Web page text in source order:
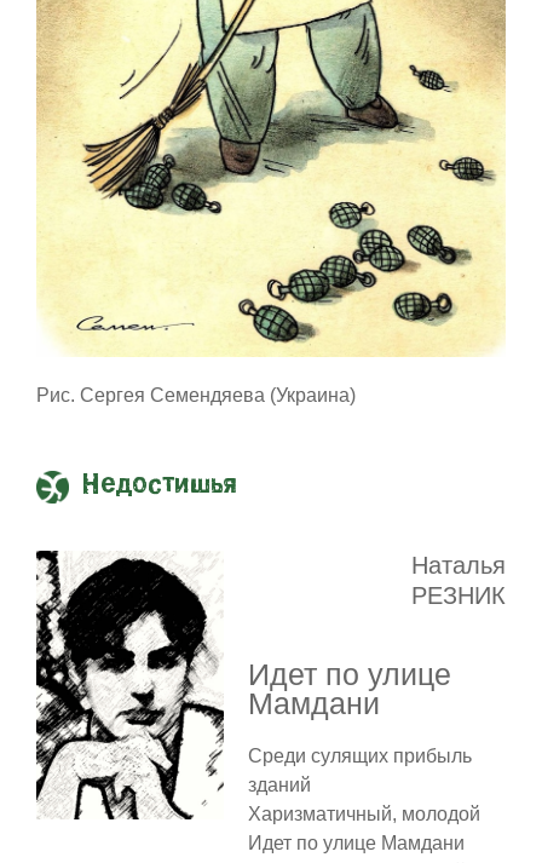
Рис. Сергея Семендяева (Украина)
Недостишья
Наталья
РЕЗНИК
Идет по улице
Мамдани
Среди сулящих прибыль
зданий
Харизматичный, молодой
Идет по улице Мамдани